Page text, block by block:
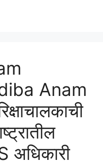
Anam
अधिकारी